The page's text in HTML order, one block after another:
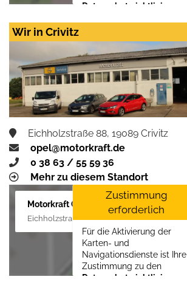
Datenschutzrichtlinien
Zustimmen und
aktivieren
Wir in Crivitz
Eichholzstraße 88, 19089 Crivitz
opel@motorkraft.de
0 38 63 / 55 59 36
Mehr zu diesem Standort
Motorkraft GmbH
Eichholzstraße 88, 19089 Crivitz
Zustimmung
erforderlich
Für die Aktivierung der
Karten- und
Navigationsdienste ist Ihre
Zustimmung zu den
Datenschutzrichtlinien